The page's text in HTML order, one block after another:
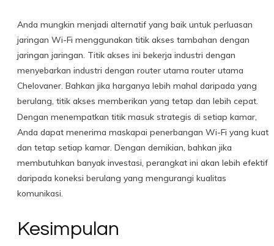
Anda mungkin menjadi alternatif yang baik untuk perluasan
jaringan Wi-Fi menggunakan titik akses tambahan dengan
jaringan jaringan. Titik akses ini bekerja industri dengan
menyebarkan industri dengan router utama router utama
Chelovaner. Bahkan jika harganya lebih mahal daripada yang
berulang, titik akses memberikan yang tetap dan lebih cepat.
Dengan menempatkan titik masuk strategis di setiap kamar,
Anda dapat menerima maskapai penerbangan Wi-Fi yang kuat
dan tetap setiap kamar. Dengan demikian, bahkan jika
membutuhkan banyak investasi, perangkat ini akan lebih efektif
daripada koneksi berulang yang mengurangi kualitas
komunikasi.
Kesimpulan